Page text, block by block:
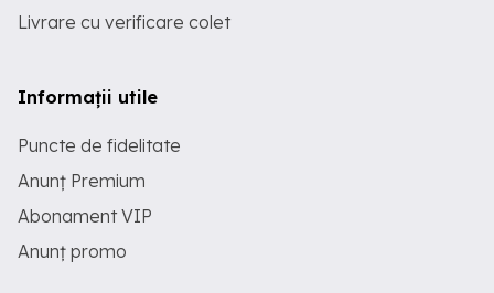
Livrare cu verificare colet
Informații utile
Puncte de fidelitate
Anunț Premium
Abonament VIP
Anunț promo